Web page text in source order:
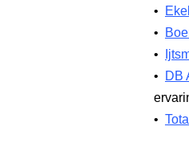
•
•
•
•
DB
•